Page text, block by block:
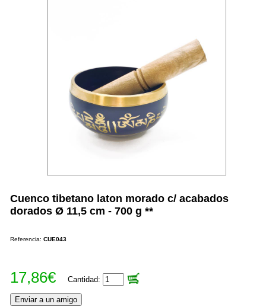
Cuenco tibetano laton morado c/ acabados
dorados Ø 11,5 cm - 700 g **
Referencia:CUE043
17,86€ Cantidad: